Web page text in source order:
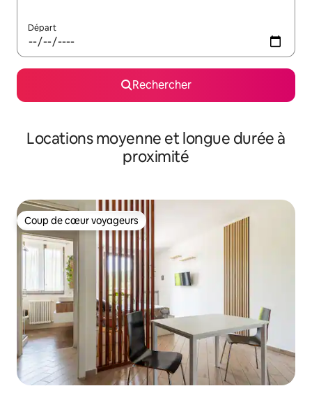
Départ
Rechercher
Locations moyenne et longue durée à
proximité
Coup de cœur voyageurs
Coup de cœur voyageurs